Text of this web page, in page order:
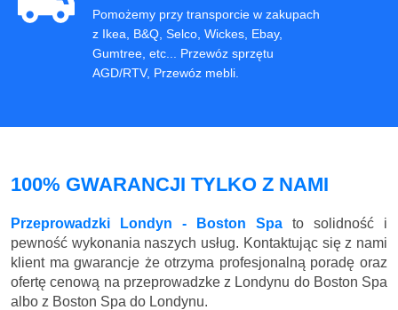
Pomożemy przy transporcie w zakupach
z Ikea, B&Q, Selco, Wickes, Ebay,
Gumtree, etc... Przewóz sprzętu
AGD/RTV, Przewóz mebli.
100% GWARANCJI TYLKO Z NAMI
Przeprowadzki Londyn - Boston Spa to solidność i
pewność wykonania naszych usług. Kontaktując się z nami
klient ma gwarancje że otrzyma profesjonalną poradę oraz
ofertę cenową na przeprowadzke z Londynu do Boston Spa
albo z Boston Spa do Londynu.